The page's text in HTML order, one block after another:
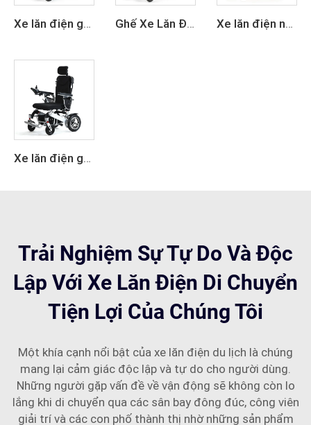
Xe lăn điện gấp gọn nhẹ dùng cho người lớn khi đi du lịch Ghế Xe Lăn Điện Gấp Bằng Hợp Kim Nhôm Xe lăn điện ngả lưng thông minh gập được bằng hợp kim nhôm
Xe lăn điện gập tay hợp kim nhôm
Trải Nghiệm Sự Tự Do Và Độc
Lập Với Xe Lăn Điện Di Chuyển
Tiện Lợi Của Chúng Tôi
Một khía cạnh nổi bật của xe lăn điện du lịch là chúng
mang lại cảm giác độc lập và tự do cho người dùng.
Những người gặp vấn đề về vận động sẽ không còn lo
lắng khi di chuyển qua các sân bay đông đúc, công viên
giải trí và các con phố thành thị nhờ những sản phẩm